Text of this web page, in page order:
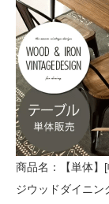
商品名：【単体】
ジウッドダイニン